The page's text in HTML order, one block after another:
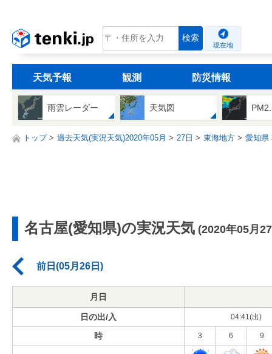
tenki.jp 検索
現在地
天気予報 観測 防災情報
雨雲レーダー 天気図
トップ 過去天気(実況天気)2020年05月 27日 東海地方 愛知県
名古屋(愛知県)の実況天気 (2020年05月
前日(05月26日)
月日
日の出/入 04:41(出)
時 3 6 9